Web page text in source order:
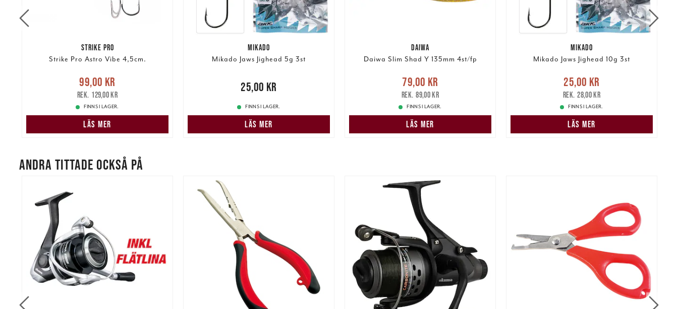
STRIKE PRO
Strike Pro Astro Vibe 4,5cm.
Nuvarande pris :99,00 kr
pris: 129,00 kr
99,00 kr
129,00 kr
FINNS I LAGER.
LÄS MER
MIKADO
Mikado Jaws Jighead 5g 3st
25,00 kr25,00 kr
FINNS I LAGER.
LÄS MER
DAIWA
Daiwa Slim Shad Y 135mm 4st/fp
Nuvarande pris :79,00 kr
pris: 89,00 kr
79,00 kr
89,00 kr
FINNS I LAGER.
LÄS MER
MIKADO
Mikado Jaws Jighead 10g 3st
Nuvarande pris :25,00 kr
pris: 28,00 kr
25,00 kr
28,00 kr
FINNS I LAGER.
LÄS MER
ANDRA TITTADE OCKSÅ PÅ